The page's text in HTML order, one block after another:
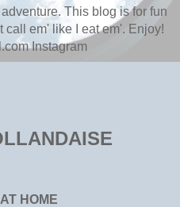
This blog is for fun
call em' like I eat em'. Enjoy!
Instagram
HOME